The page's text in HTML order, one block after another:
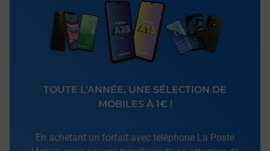
TOUTE L’ANNÉE, UNE SÉLECTION DE
MOBILES À 1€ !
En achetant un forfait avec téléphone La Poste